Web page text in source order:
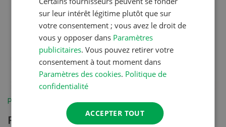
Production végétale
Pollinisation par les insectes, une action
sur leur intérêt légitime plutôt que sur
votre consentement ; vous avez le droit de
vous y opposer dans Paramètres
publicitaires. Vous pouvez retirer votre
consentement à tout moment dans
Paramètres des cookies. Politique de
confidentialité
ACCEPTER TOUT